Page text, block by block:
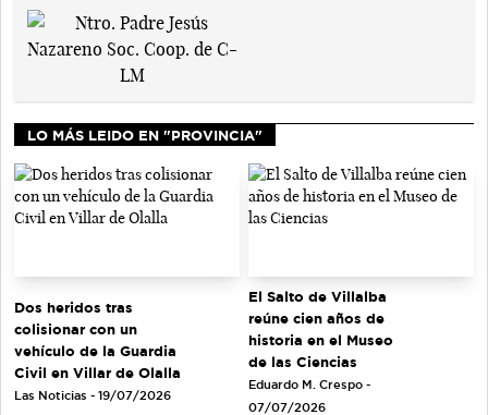
LO MÁS LEIDO EN "PROVINCIA"
Dos heridos tras
colisionar con un
vehículo de la Guardia
Civil en Villar de Olalla
Las Noticias - 19/07/2026
El Salto de Villalba
reúne cien años de
historia en el Museo
de las Ciencias
Eduardo M. Crespo -
07/07/2026